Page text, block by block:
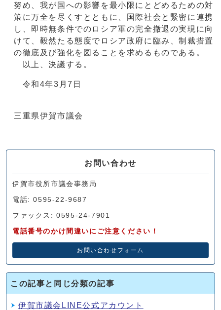
努め、我が国への影響を最小限にとどめるための対
策に万全を尽くすとともに、国際社会と緊密に連携
し、即時無条件でのロシア軍の完全撤退の実現に向
けて、毅然たる態度でロシア政府に臨み、制裁措置
の徹底及び強化を図ることを求めるものである。
以上、決議する。
令和4年3月7日
三重県伊賀市議会
お問い合わせ
伊賀市役所市議会事務局
電話: 0595-22-9687
ファックス: 0595-24-7901
電話番号のかけ間違いにご注意ください！
お問い合わせフォーム
この記事と同じ分類の記事
伊賀市議会LINE公式アカウント